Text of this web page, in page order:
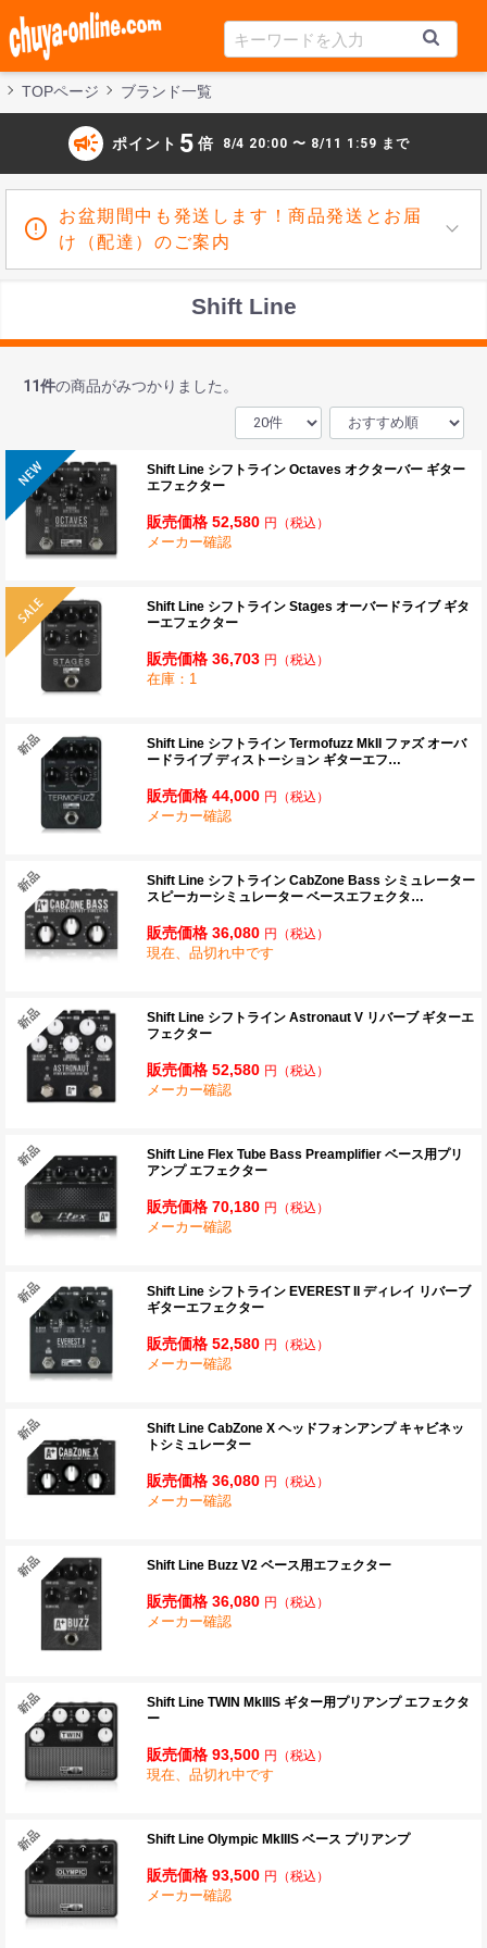
TOPページ ブランド一覧
campaign ポイント 5 倍 8/4 20:00 〜 8/11 1:59 まで
お盆期間中も発送します！商品発送とお届
け（配達）のご案内
Shift Line
11件の商品がみつかりました。
Shift Line シフトライン Octaves オクターバー ギター
エフェクター
販売価格 52,580 円 （税込）
メーカー確認
Shift Line シフトライン Stages オーバードライブ ギタ
ーエフェクター
販売価格 36,703 円 （税込）
在庫：1
Shift Line シフトライン Termofuzz MkII ファズ オーバ
ードライブ ディストーション ギターエフ…
販売価格 44,000 円 （税込）
メーカー確認
Shift Line シフトライン CabZone Bass シミュレーター
スピーカーシミュレーター ベースエフェクタ…
販売価格 36,080 円 （税込）
現在、品切れ中です
Shift Line シフトライン Astronaut V リバーブ ギターエ
フェクター
販売価格 52,580 円 （税込）
メーカー確認
Shift Line Flex Tube Bass Preamplifier ベース用プリ
アンプ エフェクター
販売価格 70,180 円 （税込）
メーカー確認
Shift Line シフトライン EVEREST II ディレイ リバーブ
ギターエフェクター
販売価格 52,580 円 （税込）
メーカー確認
Shift Line CabZone X ヘッドフォンアンプ キャビネッ
トシミュレーター
販売価格 36,080 円 （税込）
メーカー確認
Shift Line Buzz V2 ベース用エフェクター
販売価格 36,080 円 （税込）
メーカー確認
Shift Line TWIN MkIIIS ギター用プリアンプ エフェクタ
ー
販売価格 93,500 円 （税込）
現在、品切れ中です
Shift Line Olympic MkIIIS ベース プリアンプ
販売価格 93,500 円 （税込）
メーカー確認